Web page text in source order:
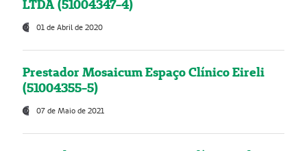
LTDA (51004347-4)
01 de Abril de 2020
Prestador Mosaicum Espaço Clínico Eireli
(51004355-5)
07 de Maio de 2021